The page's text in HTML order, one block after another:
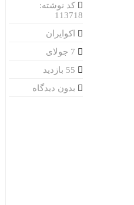
کد نوشته:
113718
اکوایران
بدون دیدگاه